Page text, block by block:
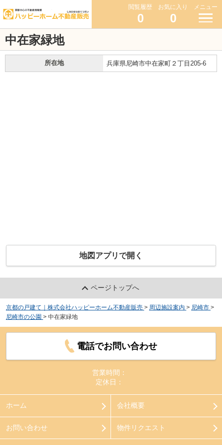
閲覧履歴
0
お気に入り
0
メニュー
中在家緑地
所在地 兵庫県尼崎市中在家町２丁目205-6
地図アプリで開く
ページトップへ
京都の戸建て｜株式会社ハッピーホーム不動産販売 > 周辺施設案内 > 尼崎市 >
尼崎市の公園 > 中在家緑地
電話でお問い合わせ
営業時間：
定休日：
ホーム 会社概要
お問い合わせ 物件リクエスト